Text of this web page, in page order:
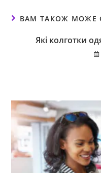
ВАМ ТАКОЖ МОЖЕ
Які колготки